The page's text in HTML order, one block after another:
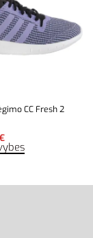
CC Fresh 2
€